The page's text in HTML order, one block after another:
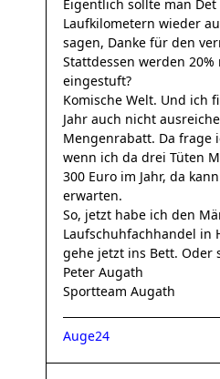
Eigentlich sollte man Det
Laufkilometern wieder
sagen, Danke für den
Stattdessen werden
eingestuft?
Komische Welt. Und ich
Jahr auch nicht
Mengenrabatt. Da frage
wenn ich da drei Tüten
300 Euro im Jahr, da
erwarten.
So, jetzt habe ich den
Laufschuhfachhandel in
gehe jetzt ins Bett. Oder
Peter Augath
Sportteam Augath
Auge24